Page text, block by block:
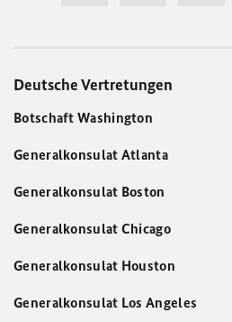
Deutsche Vertretungen
Botschaft Washington
Generalkonsulat Atlanta
Generalkonsulat Boston
Generalkonsulat Chicago
Generalkonsulat Houston
Generalkonsulat Los Angeles